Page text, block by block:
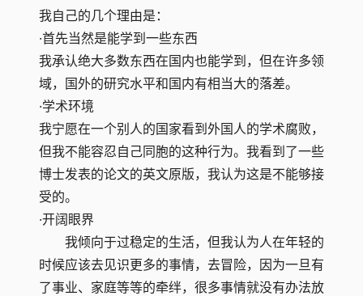
我自己的几个理由是：
·首先当然是能学到一些东西
我承认绝大多数东西在国内也能学到，但在许多领
域，国外的研究水平和国内有相当大的落差。
·学术环境
我宁愿在一个别人的国家看到外国人的学术腐败，
但我不能容忍自己同胞的这种行为。我看到了一些
博士发表的论文的英文原版，我认为这是不能够接
受的。
·开阔眼界
我倾向于过稳定的生活，但我认为人在年轻的
时候应该去见识更多的事情，去冒险，因为一旦有
了事业、家庭等等的牵绊，很多事情就没有办法放